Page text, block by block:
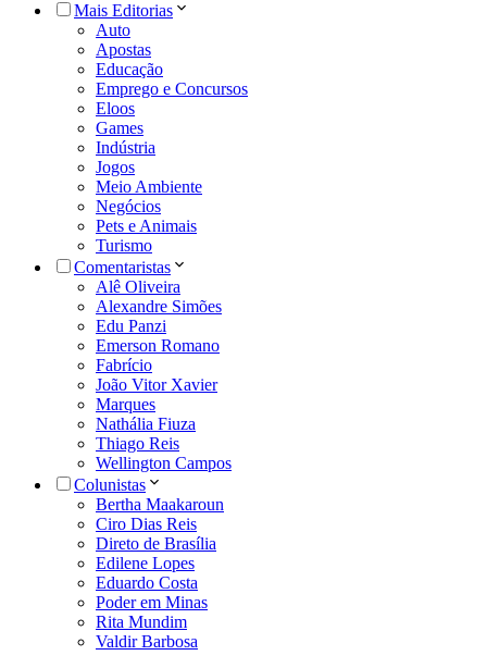
Mais Editorias
Auto
Apostas
Educação
Emprego e Concursos
Eloos
Games
Indústria
Jogos
Meio Ambiente
Negócios
Pets e Animais
Turismo
Comentaristas
Alê Oliveira
Alexandre Simões
Edu Panzi
Emerson Romano
Fabrício
João Vitor Xavier
Marques
Nathália Fiuza
Thiago Reis
Wellington Campos
Colunistas
Bertha Maakaroun
Ciro Dias Reis
Direto de Brasília
Edilene Lopes
Eduardo Costa
Poder em Minas
Rita Mundim
Valdir Barbosa